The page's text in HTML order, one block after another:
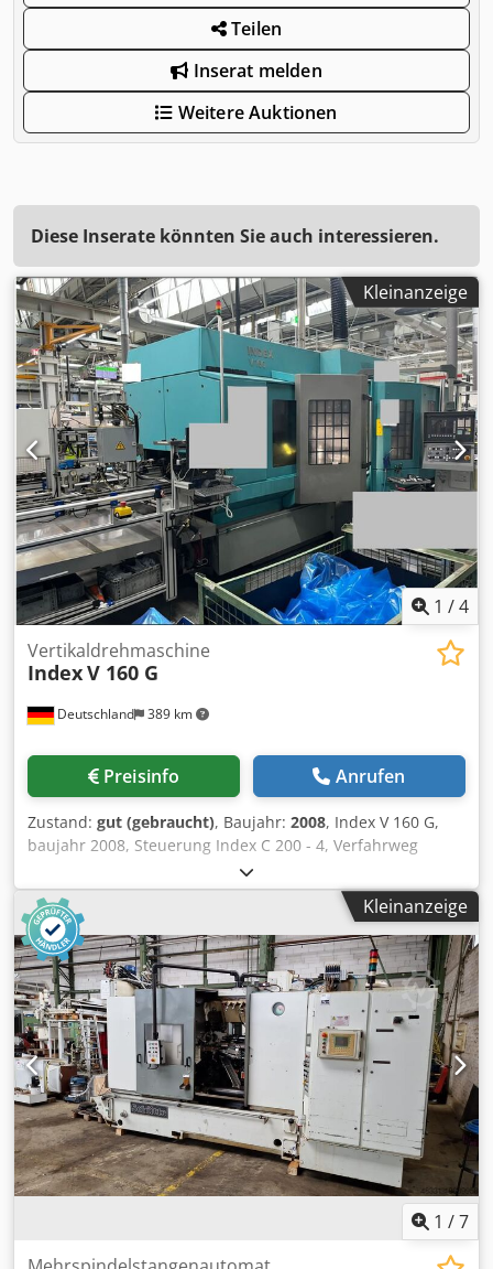
Teilen
Inserat melden
Weitere Auktionen
Diese Inserate könnten Sie auch interessieren.
Kleinanzeige
1 /4
Deutschland 389 km
Vertikaldrehmaschine
IndexV 160 G
Preisinfo Anrufen
Zustand: gut (gebraucht), Baujahr: 2008, Index V 160 G,
baujahr 2008, Steuerung Index C 200 - 4, Verfahrweg
X1/Y1/Z1 1190/120/260 mm, Verfahrweg X3/Y3/Z3
540/120/260 mm, Hauptspindel mit C Achse, Gegenspindel
mit C Achse, Haupt / Gegenspindel Vollspannzylinder,
Spanndruck Einstellung 10 - 80 bar Haupt + Gegenspindel,
Revolver links 12 fach alle Stationen angetrieben, Revolver
rechts 12 fach alle Stationen angetrieben, Djdpfx Aiezrv
Hheysck Späneförderer, Hochdruckkühlung 20 bar,
Doppelschaltfilter bis 25 bar,
Kleinanzeige
1 /7